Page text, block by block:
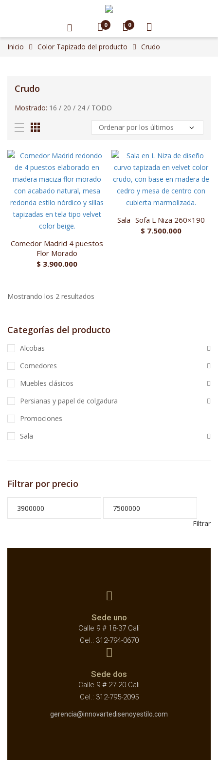
0 0
Inicio Color Tapizado del producto Crudo
Crudo
Mostrado: 16 / 20 / 24 / TODO
Comedor Madrid 4 puestos
Flor Morado
$ 3.900.000
Sala- Sofa L Niza 260×190
$ 7.500.000
Mostrando los 2 resultados
Categorías del producto
Alcobas
Comedores
Muebles clásicos
Persianas y papel de colgadura
Promociones
Sala
Filtrar por precio
Filtrar
Sede uno
Calle 9 # 18-37 Cali
Cel.: 312-794-0670
Sede dos
Calle 9 # 27-20 Cali
Cel.: 312-795-2095
gerencia@innovartedisenoyestilo.com